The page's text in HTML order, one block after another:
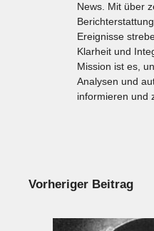
News. Mit über
Ereignisse
Klarheit und
Mission ist es,
Analysen und
informieren und
Vorheriger Beitrag